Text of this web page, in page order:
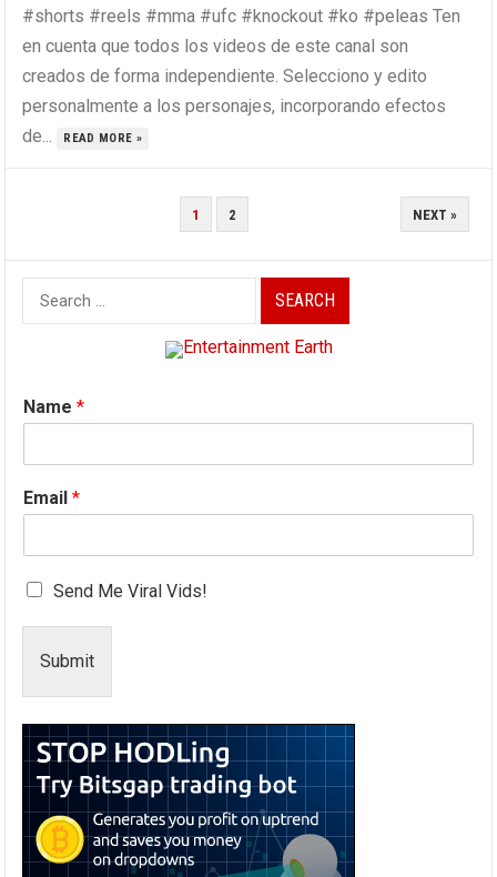
#shorts #reels #mma #ufc #knockout #ko #peleas Ten
en cuenta que todos los videos de este canal son
creados de forma independiente. Selecciono y edito
personalmente a los personajes, incorporando efectos
de...
READ MORE »
1 2 NEXT »
Search
for:
Name*
Email*
Send Me Viral Vids!
Submit